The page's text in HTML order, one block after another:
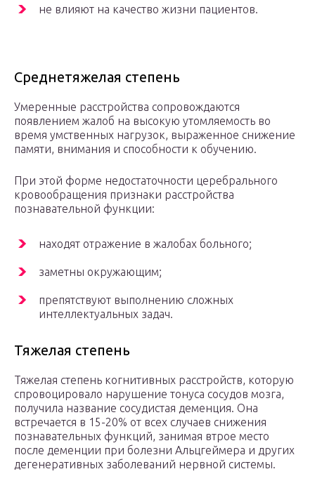
не влияют на качество жизни пациентов.
Среднетяжелая степень
Умеренные расстройства сопровождаются
появлением жалоб на высокую утомляемость во
время умственных нагрузок, выраженное снижение
памяти, внимания и способности к обучению.
При этой форме недостаточности церебрального
кровообращения признаки расстройства
познавательной функции:
находят отражение в жалобах больного;
заметны окружающим;
препятствуют выполнению сложных
интеллектуальных задач.
Тяжелая степень
Тяжелая степень когнитивных расстройств, которую
спровоцировало нарушение тонуса сосудов мозга,
получила название сосудистая деменция. Она
встречается в 15-20% от всех случаев снижения
познавательных функций, занимая втрое место
после деменции при болезни Альцгеймера и других
дегенеративных заболеваний нервной системы.